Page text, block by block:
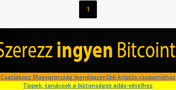
1
Csatlakozz Magyarország legnépszerűbb kriptós csoportjához
Tippek, tanácsok a biztonságos adás-vételhez